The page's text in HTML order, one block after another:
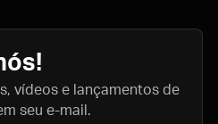
vídeos e lançamentos de
seu e-mail.